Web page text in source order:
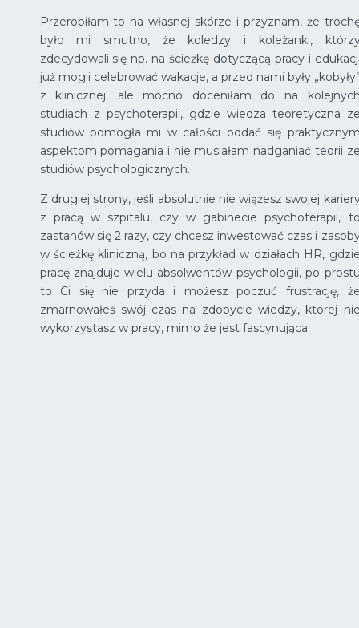
Przerobiłam to na własnej skórze i przyznam, że
było mi smutno, że koledzy i koleżanki,
zdecydowali się np. na ścieżkę dotyczącą pracy i
już mogli celebrować wakacje, a przed nami były
z klinicznej, ale mocno doceniłam do na
studiach z psychoterapii, gdzie wiedza teoretyczna
studiów pomogła mi w całości oddać się
aspektom pomagania i nie musiałam nadganiać teorii
studiów psychologicznych.
Z drugiej strony, jeśli absolutnie nie wiążesz swojej
z pracą w szpitalu, czy w gabinecie psychoterapii,
zastanów się 2 razy, czy chcesz inwestować czas i
w ścieżkę kliniczną, bo na przykład w działach HR,
pracę znajduje wielu absolwentów psychologii, po
to Ci się nie przyda i możesz poczuć frustrację,
zmarnowałeś swój czas na zdobycie wiedzy, której
wykorzystasz w pracy, mimo że jest fascynująca.